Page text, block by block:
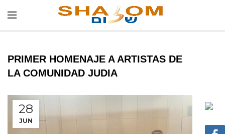
PRIMER HOMENAJE A ARTISTAS DE
LA COMUNIDAD JUDIA
28
JUN